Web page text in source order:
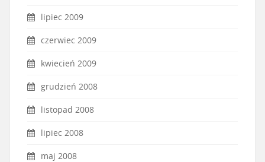
lipiec 2009
czerwiec 2009
kwiecień 2009
grudzień 2008
listopad 2008
lipiec 2008
maj 2008